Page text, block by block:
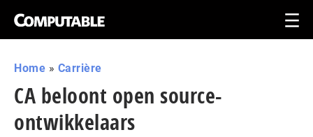
Home » Carrière
CA beloont open source-
ontwikkelaars